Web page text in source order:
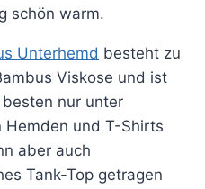
schön warm.
Unterhemd besteht zu
Viskose und ist
nur unter
Hemden und T-Shirts
aber auch
Tank-Top getragen